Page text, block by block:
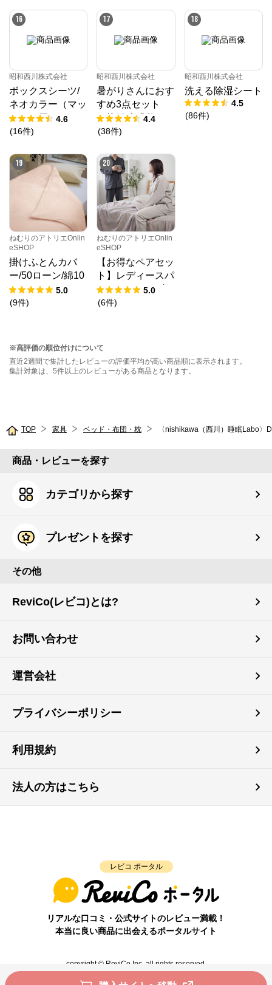
16
昭和西川株式会社
ボックスシーツ/
ネオカラー（マッ
トレス厚み23㎝
まで対応）
4.6
(16件)
17
昭和西川株式会社
暑がりさんにおす
すめ3点セット
（接触冷感敷きパ
ッド、接触冷感ケ
パッド）
4.4
(38件)
18
昭和西川株式会社
洗える除湿シート
4.5
(86件)
19
ねむりのアトリエOnlin
eSHOP
掛けふとんカバ
ー/50ローン/綿10
0％
5.0
(9件)
20
ねむりのアトリエOnlin
eSHOP
【お得なペアセッ
ト】レディースパ
ジャマ・メンズパ
ジャマ/和晒し2重
5.0
(6件)
※高評価の順位付けについて
直近2週間で集計したレビューの評価平均が高い商品順に表示されます。
集計対象は、5件以上のレビューがある商品となります。
TOP 家具 ベッド・布団・枕
商品・レビューを探す
カテゴリから探す
プレゼントを探す
その他
ReviCo(レビコ)とは?
お問い合わせ
運営会社
プライバシーポリシー
利用規約
法人の方はこちら
レビコ ポータル
リアルな口コミ・公式サイトのレビュー満載！
本当に良い商品に出会えるポータルサイト
copyright © ReviCo Inc. all rights reserved.